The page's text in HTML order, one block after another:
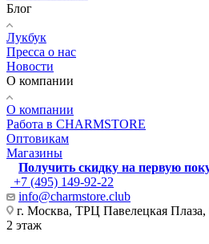
Блог
Лукбук
Пресса о нас
Новости
О компании
О компании
Работа в CHARMSTORE
Оптовикам
Магазины
Получить скидку на первую
+7 (495) 149-92-22
info@charmstore.club
г. Москва, ТРЦ Павелецкая
2 этаж